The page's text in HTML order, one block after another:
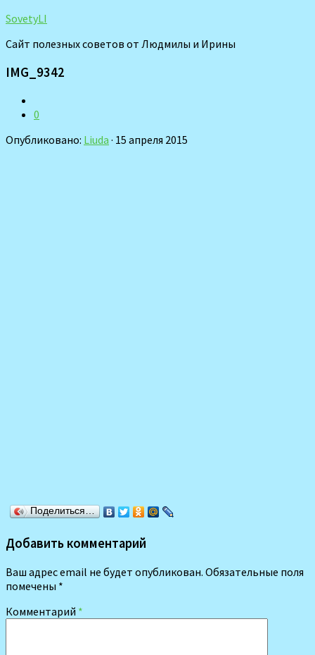
SovetyLI
Сайт полезных советов от Людмилы и Ирины
IMG_9342
0
Опубликовано: Liuda · 15 апреля 2015
Поделиться…
Добавить комментарий
Ваш адрес email не будет опубликован. Обязательные поля
помечены *
Комментарий *